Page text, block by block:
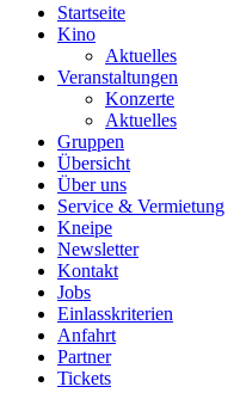
Startseite
Kino
Aktuelles
Veranstaltungen
Konzerte
Aktuelles
Gruppen
Übersicht
Über uns
Service & Vermietung
Kneipe
Newsletter
Kontakt
Jobs
Einlasskriterien
Anfahrt
Partner
Tickets